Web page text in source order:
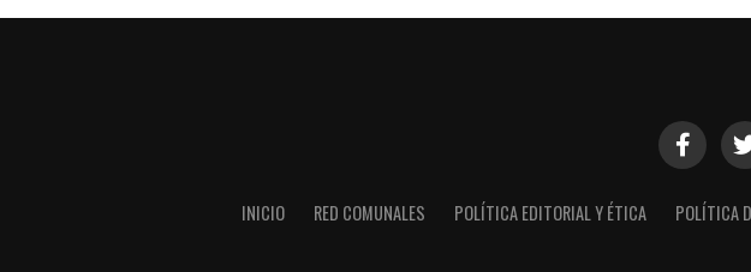
INICIO RED COMUNALES POLÍTICA EDITORIAL Y ÉTICA POLÍTICA